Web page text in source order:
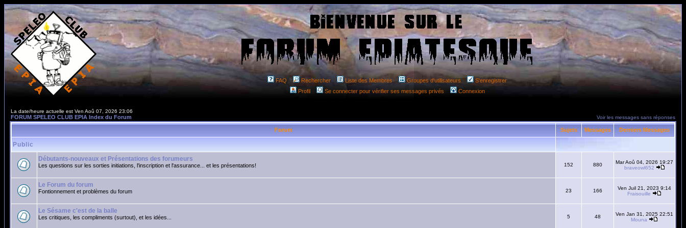
FAQ Rechercher Liste des Membres Groupes d'utilisateurs
S'enregistrer
Profil
Se connecter pour vérifier ses messages privés Connexion
La date/heure actuelle est Ven Aoû 07, 2026 23:06
FORUM SPELEO CLUB EPIA Index du Forum Voir les messages sans réponses
Forum Sujets Messages Derniers Messages
Public
Débutants-nouveaux et Présentations des forumeurs
Les questions sur les sorties initiations, l'inscription et l'assurance... et les présentations! 152 880
Mar Aoû 04, 2026 19:27
braveowl652
Le Forum du forum
Fontionnement et problèmes du forum 23 166
Ven Juil 21, 2023 9:14
Fraisouille
Le Sésame c'est de la balle
Les critiques, les compliments (surtout), et les idées... 5 48
Ven Jan 31, 2025 22:51
Mouna